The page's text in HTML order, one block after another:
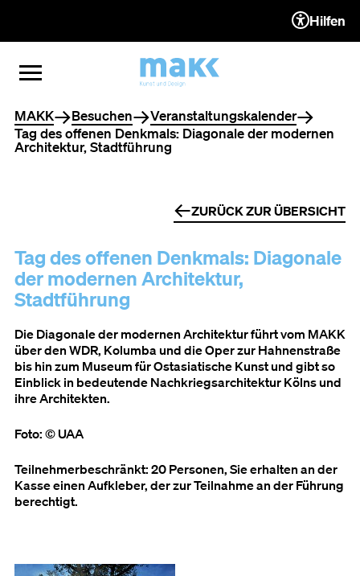
ZUM INHALT (ACCESSKEY 1)
ZUR NAVIGATION
ZUM FOOTER (ACCESSKEY 3)
MENÜ ÖFFNEN
MENÜ SCHLIESSEN
Hilfen
Sie befinden sich hier
MAKK Besuchen
Veranstaltungskalender
Tag des offenen Denkmals: Diagonale der modernen
Architektur, Stadtführung
ZURÜCK ZUR ÜBERSICHT
Tag des offenen Denkmals: Diagonale
der modernen Architektur,
Stadtführung
Die Diagonale der modernen Architektur führt vom MAKK
über den WDR, Kolumba und die Oper zur Hahnenstraße
bis hin zum Museum für Ostasiatische Kunst und gibt so
Einblick in bedeutende Nachkriegsarchitektur Kölns und
ihre Architekten.
Foto: © UAA
Teilnehmerbeschränkt: 20 Personen, Sie erhalten an der
Kasse einen Aufkleber, der zur Teilnahme an der Führung
berechtigt.